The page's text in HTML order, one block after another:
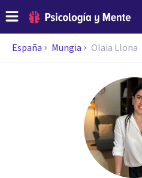
España Mungia Olaia Llona